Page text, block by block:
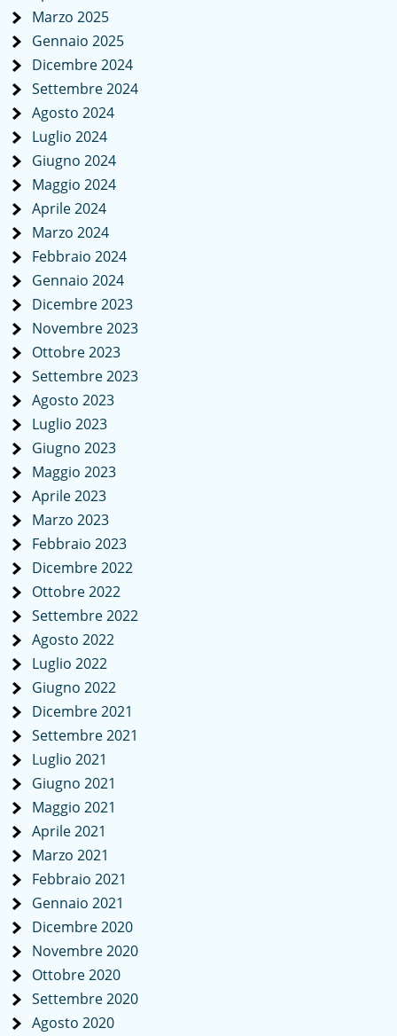
Marzo 2025
Gennaio 2025
Dicembre 2024
Settembre 2024
Agosto 2024
Luglio 2024
Giugno 2024
Maggio 2024
Aprile 2024
Marzo 2024
Febbraio 2024
Gennaio 2024
Dicembre 2023
Novembre 2023
Ottobre 2023
Settembre 2023
Agosto 2023
Luglio 2023
Giugno 2023
Maggio 2023
Aprile 2023
Marzo 2023
Febbraio 2023
Dicembre 2022
Ottobre 2022
Settembre 2022
Agosto 2022
Luglio 2022
Giugno 2022
Dicembre 2021
Settembre 2021
Luglio 2021
Giugno 2021
Maggio 2021
Aprile 2021
Marzo 2021
Febbraio 2021
Gennaio 2021
Dicembre 2020
Novembre 2020
Ottobre 2020
Settembre 2020
Agosto 2020